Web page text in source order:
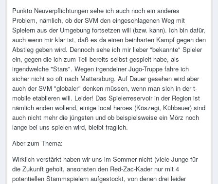
Punkto Neuverpflichtungen sehe ich auch noch ein anderes
Problem, nämlich, ob der SVM den eingeschlagenen Weg mit
Spielern aus der Umgebung fortsetzen will (bzw. kann). Ich bin dafür,
auch wenn mir klar ist, daß es da einen beinharten Kampf gegen den
Abstieg geben wird. Dennoch sehe ich mir lieber "bekannte" Spieler
ein, gegen die ich zum Teil bereits selbst gespielt habe, als
irgendwelche "Stars". Wegen irgendeiner Jugo-Truppe fahre ich
sicher nicht so oft nach Mattersburg. Auf Dauer gesehen wird aber
auch der SVM "globaler" denken müssen, wenn man sich in der t-
mobile etablieren will. Leider! Das Spielerreservoir in der Region ist
nämlich enden wollend, einige local heroes (Köszegi, Kühbauer) sind
auch nicht mehr die jüngsten und ob beispielsweise ein Mörz noch
lange bei uns spielen wird, bleibt fraglich.
Aber zum Thema:
Wirklich verstärkt haben wir uns im Sommer nicht (viele Junge für
die Zukunft geholt, ansonsten den Red-Zac-Kader nur mit 4
potentiellen Stammspielern aufgestockt, von denen drei leider